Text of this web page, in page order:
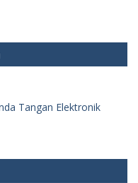
Tangan Elektronik